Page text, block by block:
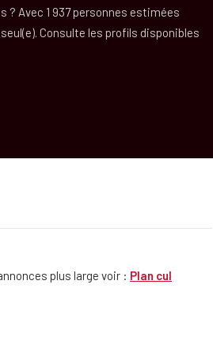
? Avec 1 937 personnes estimées
Consulte les profils disponibles
plus large voir : Plan cul